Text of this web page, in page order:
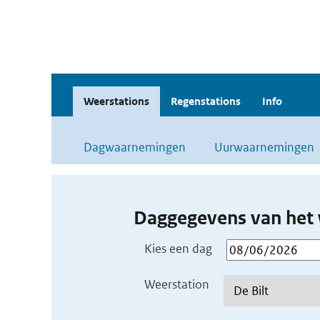
Weerstations Regenstations Info
Dagwaarnemingen Uurwaarnemingen
Daggegevens van
Kies een dag
Weerstation